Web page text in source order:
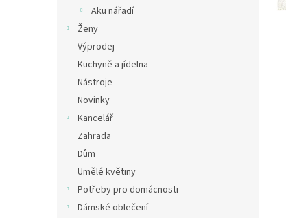
Aku nářadí
Ženy
Výprodej
Kuchyně a jídelna
Nástroje
Novinky
Kancelář
Zahrada
Dům
Umělé květiny
Potřeby pro domácnosti
Dámské oblečení